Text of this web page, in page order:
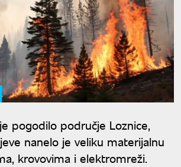
pogodilo područje Loznice,
nanelo je veliku materijalnu
krovovima i elektromreži.